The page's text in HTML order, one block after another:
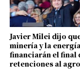
Javier Milei dijo
minería y la energía
financiarán el final
retenciones al agro